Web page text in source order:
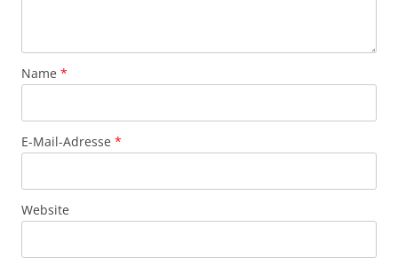
Name *
E-Mail-Adresse *
Website